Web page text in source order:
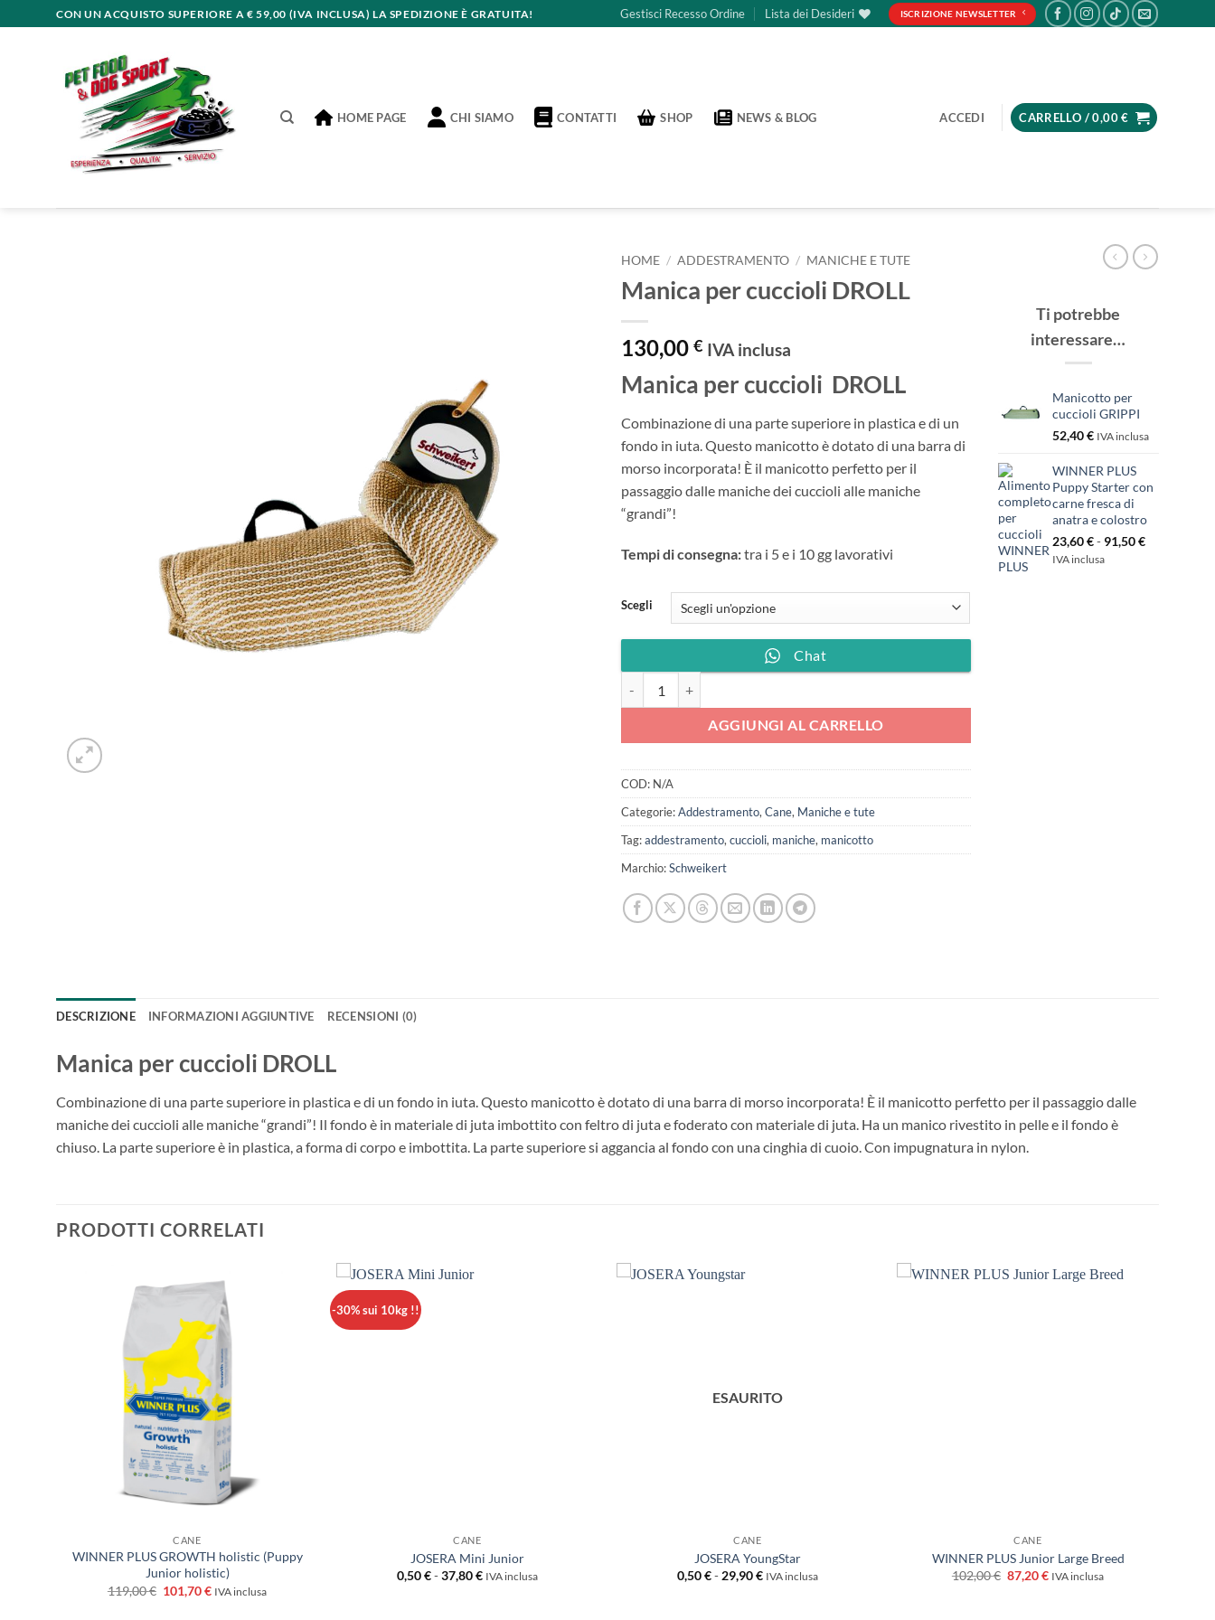
ai
CON UN ACQUISTO SUPERIORE A € 59,00 (IVA INCLUSA) LA SPEDIZIONE È GRATUITA! Gestisci Recesso Ordine Lista dei Desideri ISCRIZIONE NEWSLETTER
HOME PAGE CHI SIAMO CONTATTI SHOP NEWS & BLOG ACCEDI CARRELLO /0,00€
HOME / ADDESTRAMENTO / MANICHE E TUTE
Manica per cuccioli DROLL
130,00 € IVA inclusa
Manica per cuccioli DROLL
Combinazione di una parte superiore in plastica e di un
fondo in iuta. Questo manicotto è dotato di una barra di
morso incorporata! È il manicotto perfetto per il
passaggio dalle maniche dei cuccioli alle maniche
“grandi”!
Tempi di consegna:tra i 5 e i 10 gg lavorativi
Scegli
Chat
AGGIUNGI AL CARRELLO
COD: N/A
Categorie:Addestramento, Cane, Maniche e tute
Tag:addestramento, cuccioli, maniche, manicotto
Marchio:Schweikert
Ti potrebbe
interessare…
Manicotto per
cuccioli GRIPPI
52,40€ IVA inclusa
WINNER PLUS
Puppy Starter con
carne fresca di
anatra e colostro
23,60€- 91,50€Fascia
IVA inclusa
DESCRIZIONE INFORMAZIONI AGGIUNTIVE RECENSIONI (0)
Manica per cuccioli DROLL
Combinazione di una parte superiore in plastica e di un fondo in iuta. Questo manicotto è dotato di una barra di morso incorporata! È il manicotto perfetto per il passaggio dalle
maniche dei cuccioli alle maniche “grandi”! Il fondo è in materiale di juta imbottito con feltro di juta e foderato con materiale di juta. Ha un manico rivestito in pelle e il fondo è
chiuso. La parte superiore è in plastica, a forma di corpo e imbottita. La parte superiore si aggancia al fondo con una cinghia di cuoio. Con impugnatura in nylon.
PRODOTTI CORRELATI
CANE
WINNER PLUS GROWTH holistic (Puppy
Junior holistic)
119,00€ Il
prezzo
101,70€IlIVA inclusa
-30% sui 10kg !!
CANE
JOSERA Mini Junior
0,50€-37,80€Fascia
IVA inclusa
ESAURITO
CANE
JOSERA YoungStar
0,50€- 29,90€Fascia
IVA inclusa
CANE
WINNER PLUS Junior Large Breed
102,00€ Il
prezzo
87,20€IlIVA inclusa